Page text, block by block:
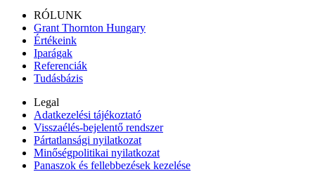
RÓLUNK
Grant Thornton Hungary
Értékeink
Iparágak
Referenciák
Tudásbázis
Legal
Adatkezelési tájékoztató
Visszaélés-bejelentő rendszer
Pártatlansági nyilatkozat
Minőségpolitikai nyilatkozat
Panaszok és fellebbezések kezelése